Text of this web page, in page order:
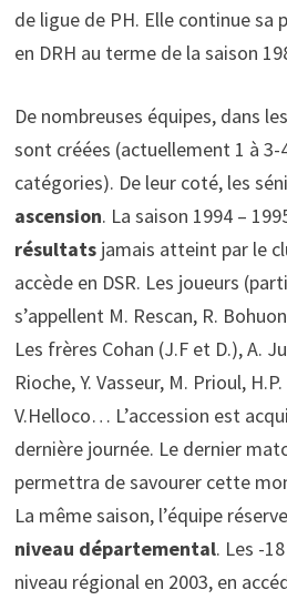
de ligue de PH. Elle continue sa
en DRH au terme de la saison
De nombreuses équipes, dans les
sont créées (actuellement 1 à 3-
catégories). De leur coté, les
ascension. La saison 1994 –
résultatsjamais atteint par le
accède en DSR. Les joueurs
s’appellent M. Rescan, R.
Les frères Cohan (J.F et D.), A.
Rioche, Y. Vasseur, M. Prioul,
V.Helloco… L’accession est
dernière journée. Le dernier
permettra de savourer cette
La même saison, l’équipe
niveau départemental. Les -
niveau régional en 2003, en